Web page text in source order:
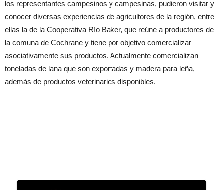
los representantes campesinos y campesinas, pudieron visitar y
conocer diversas experiencias de agricultores de la región, entre
ellas la de la Cooperativa Río Baker, que reúne a productores de
la comuna de Cochrane y tiene por objetivo comercializar
asociativamente sus productos. Actualmente comercializan
toneladas de lana que son exportadas y madera para leña,
además de productos veterinarios disponibles.